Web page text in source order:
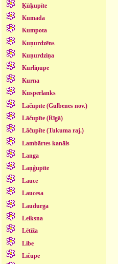
Ķūķupīte
Kumada
Kumpota
Kuņurdzēns
Kuņurdziņa
Kurliņupe
Kurna
Kusperlanks
Lāčupīte (Gulbenes nov.)
Lāčupīte (Rīgā)
Lāčupīte (Tukuma raj.)
Lambārtes kanāls
Langa
Laņģupīte
Lauce
Laucesa
Laudurga
Leiksna
Lētīža
Libe
Līčupe